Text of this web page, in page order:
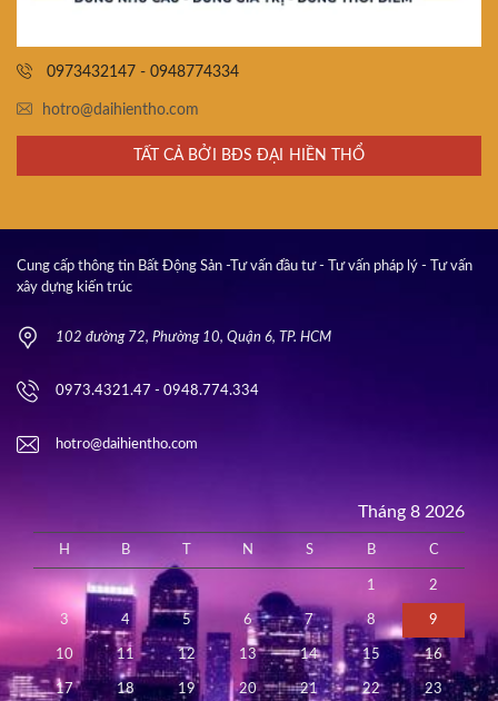
0973432147 - 0948774334
hotro@daihientho.com
TẤT CẢ BỞI BĐS ĐẠI HIỀN THỔ
Cung cấp thông tin Bất Động Sản -Tư vấn đầu tư - Tư vấn pháp lý - Tư vấn
xây dựng kiến trúc
102 đường 72, Phường 10, Quận 6, TP. HCM
0973.4321.47 - 0948.774.334
hotro@daihientho.com
Tháng 8 2026
H B N S B C
1 2
3 4 5 6 7 8 9
10 11 12 13 14 15 16
17 18 19 20 21 22 23